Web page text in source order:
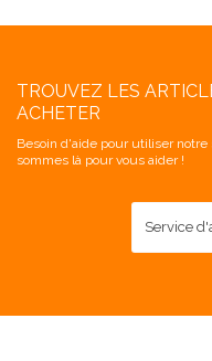
TROUVEZ LES
ACHETER
Besoin d'aide pour utiliser
sommes là pour vous aider !
Service